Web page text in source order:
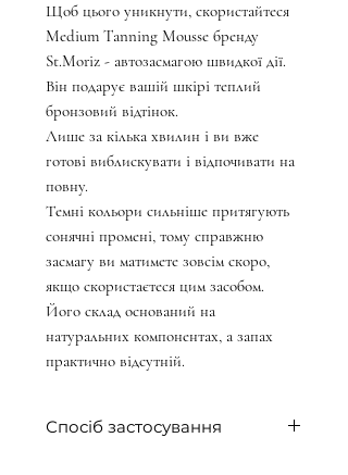
Щоб цього уникнути, скористайтеся
Medium Tanning Mousse бренду
St.Moriz - автозасмагою швидкої дії.
Він подарує вашій шкірі теплий
бронзовий відтінок.
Лише за кілька хвилин і ви вже
готові виблискувати і відпочивати на
повну.
Темні кольори сильніше притягують
сонячні промені, тому справжню
засмагу ви матимете зовсім скоро,
якщо скористаєтеся цим засобом.
Його склад оснований на
натуральних компонентах, а запах
практично відсутній.
Спосіб застосування